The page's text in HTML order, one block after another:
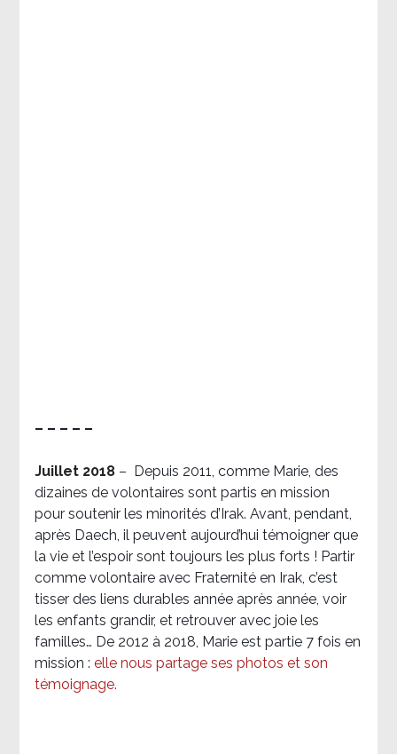
– – – – –
Juillet 2018 –
Depuis 2011, comme Marie, des
dizaines de volontaires sont partis en mission
pour soutenir les minorités d’Irak. Avant, pendant,
après Daech, il peuvent aujourd’hui témoigner que
la vie et l’espoir sont toujours les plus forts ! Partir
comme volontaire avec Fraternité en Irak, c’est
tisser des liens durables année après année, voir
les enfants grandir, et retrouver avec joie les
familles… De 2012 à 2018, Marie est partie 7 fois en
mission : elle nous partage ses photos et son
témoignage.